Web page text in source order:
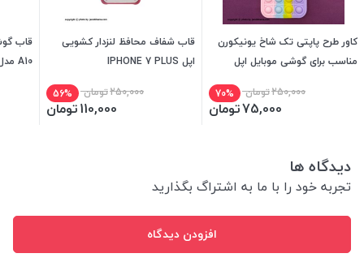
کاور طرح پاپتی تک شاخ یونیکورن
مناسب برای گوشی موبایل اپل
250,000تومان 70%
75,000تومان
قاب شفاف محافظ لنزدار کشویی
اپل IPHONE 7 PLUS
250,000تومان 56%
110,000تومان
A10 مدل ضد ضربه هولدردار
دیدگاه ها
تجربه خود را با ما به اشتراگ بگذارید
افزودن دیدگاه